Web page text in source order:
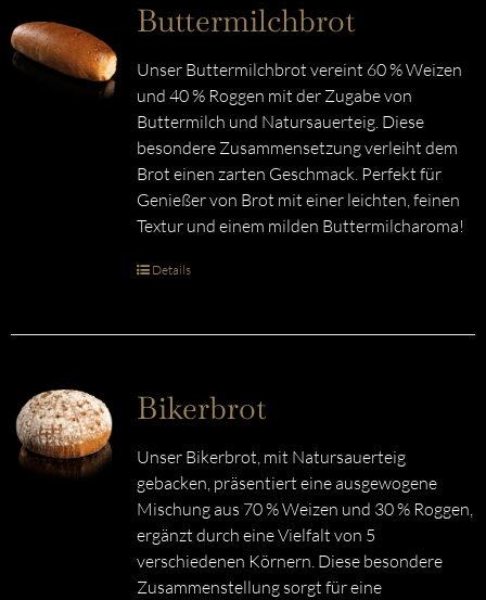
Buttermilchbrot
Unser Buttermilchbrot vereint 60 % Weizen
und 40 % Roggen mit der Zugabe von
Buttermilch und Natursauerteig. Diese
besondere Zusammensetzung verleiht dem
Brot einen zarten Geschmack. Perfekt für
Genießer von Brot mit einer leichten, feinen
Textur und einem milden Buttermilcharoma!
Details
Bikerbrot
Unser Bikerbrot, mit Natursauerteig
gebacken, präsentiert eine ausgewogene
Mischung aus 70 % Weizen und 30 % Roggen,
ergänzt durch eine Vielfalt von 5
verschiedenen Körnern. Diese besondere
Zusammenstellung sorgt für eine